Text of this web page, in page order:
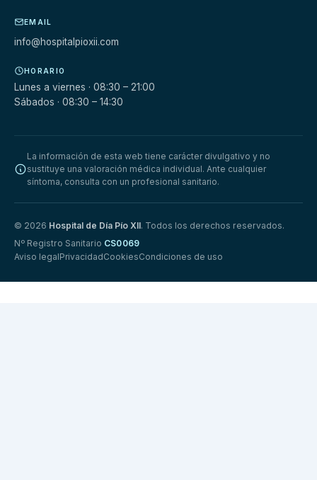
EMAIL
info@hospitalpioxii.com
HORARIO
Lunes a viernes · 08:30 – 21:00
Sábados · 08:30 – 14:30
La información de esta web tiene carácter divulgativo y no
sustituye una valoración médica individual. Ante cualquier
síntoma, consulta con un profesional sanitario.
© 2026 Hospital de Día Pío XII. Todos los derechos reservados.
Nº Registro Sanitario CS0069
Aviso legalPrivacidadCookiesCondiciones de uso